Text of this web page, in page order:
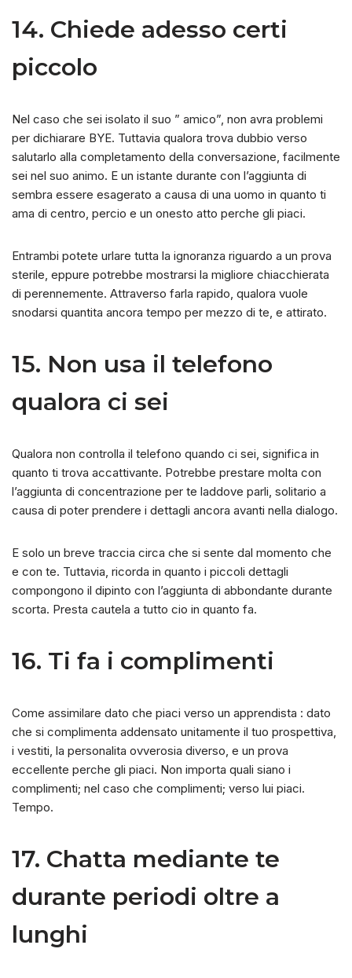
14. Chiede adesso certi
piccolo
Nel caso che sei isolato il suo ” amico”, non avra problemi
per dichiarare BYE. Tuttavia qualora trova dubbio verso
salutarlo alla completamento della conversazione, facilmente
sei nel suo animo. E un istante durante con l’aggiunta di
sembra essere esagerato a causa di una uomo in quanto ti
ama di centro, percio e un onesto atto perche gli piaci.
Entrambi potete urlare tutta la ignoranza riguardo a un prova
sterile, eppure potrebbe mostrarsi la migliore chiacchierata
di perennemente. Attraverso farla rapido, qualora vuole
snodarsi quantita ancora tempo per mezzo di te, e attirato.
15. Non usa il telefono
qualora ci sei
Qualora non controlla il telefono quando ci sei, significa in
quanto ti trova accattivante. Potrebbe prestare molta con
l’aggiunta di concentrazione per te laddove parli, solitario a
causa di poter prendere i dettagli ancora avanti nella dialogo.
E solo un breve traccia circa che si sente dal momento che
e con te. Tuttavia, ricorda in quanto i piccoli dettagli
compongono il dipinto con l’aggiunta di abbondante durante
scorta. Presta cautela a tutto cio in quanto fa.
16. Ti fa i complimenti
Come assimilare dato che piaci verso un apprendista : dato
che si complimenta addensato unitamente il tuo prospettiva,
i vestiti, la personalita ovverosia diverso, e un prova
eccellente perche gli piaci. Non importa quali siano i
complimenti; nel caso che complimenti; verso lui piaci.
Tempo.
17. Chatta mediante te
durante periodi oltre a
lunghi